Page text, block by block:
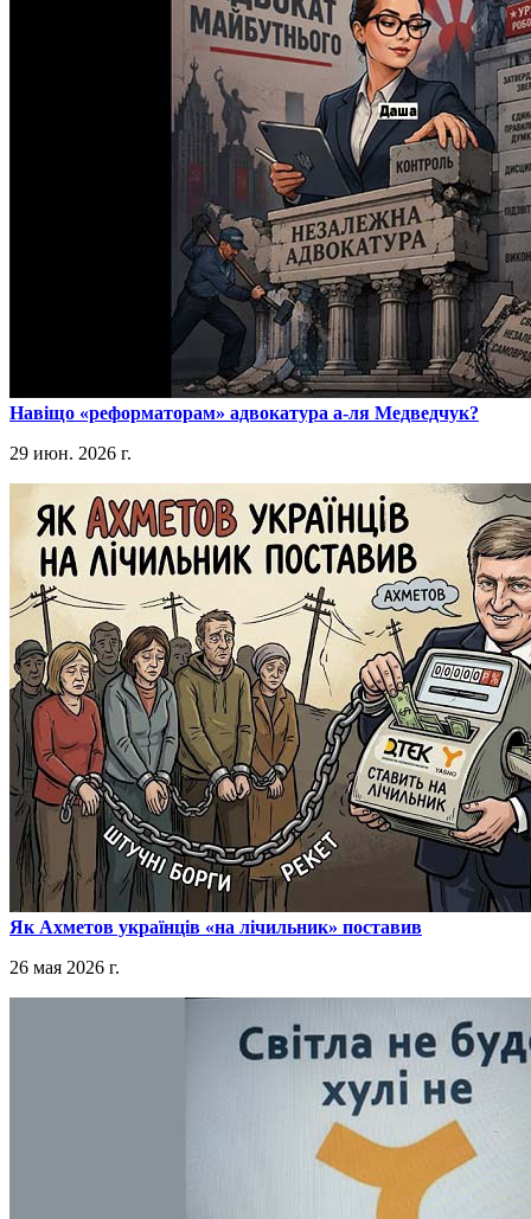
​Навіщо «реформаторам» адвокатура а-ля Медведчук?
29 июн. 2026 г.
​Як Ахметов українців «на лічильник» поставив
26 мая 2026 г.